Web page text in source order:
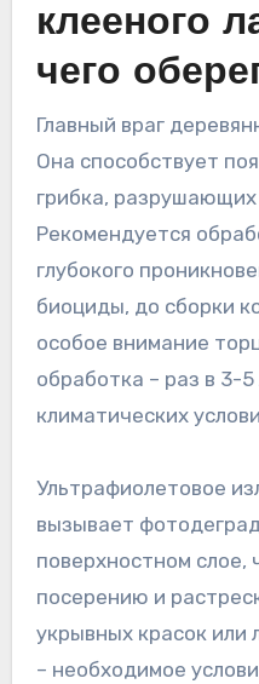
клееного
чего
Главный враг
Она способствует
грибка,
Рекомендуется
глубокого
биоциды, до сборки
особое внимание
обработка – раз в 3-
климатических
Ультрафиолетовое
вызывает
поверхностном слое,
посерению и
укрывных красок
– необходимое